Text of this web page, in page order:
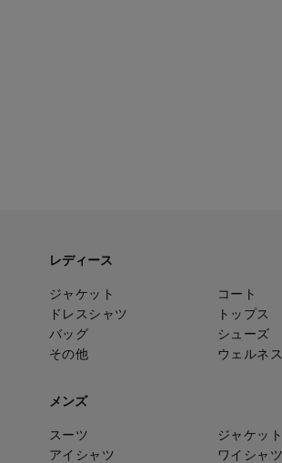
レディース
ジャケット コート
ドレスシャツ
トップス
バッグ
シューズ
その他
ウェルネス
メンズ
スーツ ジャケット
アイシャツ
ワイシャツ